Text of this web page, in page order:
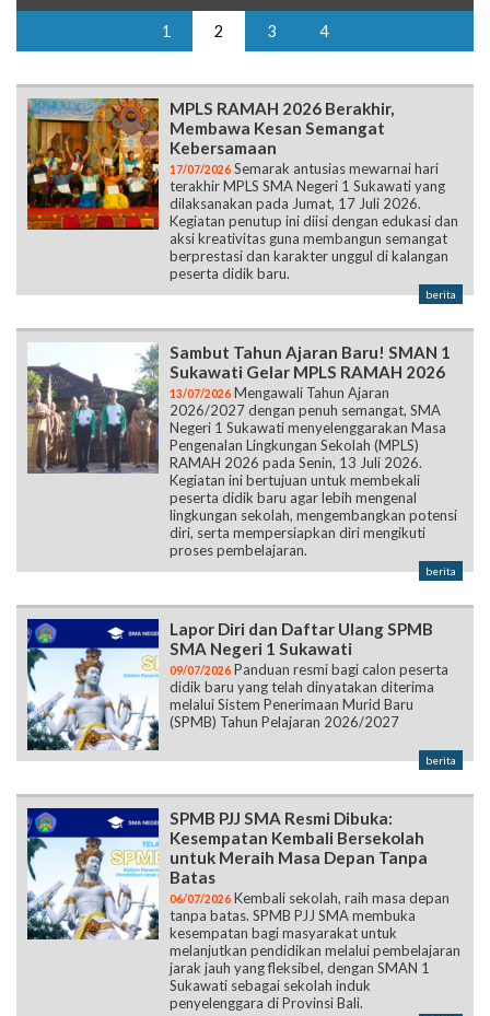
1 2 3 4
MPLS RAMAH 2026 Berakhir,
Membawa Kesan Semangat
Kebersamaan
17/07/2026 Semarak antusias mewarnai hari
terakhir MPLS SMA Negeri 1 Sukawati yang
dilaksanakan pada Jumat, 17 Juli 2026.
Kegiatan penutup ini diisi dengan edukasi dan
aksi kreativitas guna membangun semangat
berprestasi dan karakter unggul di kalangan
peserta didik baru.
berita
Sambut Tahun Ajaran Baru! SMAN 1
Sukawati Gelar MPLS RAMAH 2026
13/07/2026 Mengawali Tahun Ajaran
2026/2027 dengan penuh semangat, SMA
Negeri 1 Sukawati menyelenggarakan Masa
Pengenalan Lingkungan Sekolah (MPLS)
RAMAH 2026 pada Senin, 13 Juli 2026.
Kegiatan ini bertujuan untuk membekali
peserta didik baru agar lebih mengenal
lingkungan sekolah, mengembangkan potensi
diri, serta mempersiapkan diri mengikuti
proses pembelajaran.
berita
Lapor Diri dan Daftar Ulang SPMB
SMA Negeri 1 Sukawati
09/07/2026 Panduan resmi bagi calon peserta
didik baru yang telah dinyatakan diterima
melalui Sistem Penerimaan Murid Baru
(SPMB) Tahun Pelajaran 2026/2027
berita
SPMB PJJ SMA Resmi Dibuka:
Kesempatan Kembali Bersekolah
untuk Meraih Masa Depan Tanpa
Batas
06/07/2026 Kembali sekolah, raih masa depan
tanpa batas. SPMB PJJ SMA membuka
kesempatan bagi masyarakat untuk
melanjutkan pendidikan melalui pembelajaran
jarak jauh yang fleksibel, dengan SMAN 1
Sukawati sebagai sekolah induk
penyelenggara di Provinsi Bali.